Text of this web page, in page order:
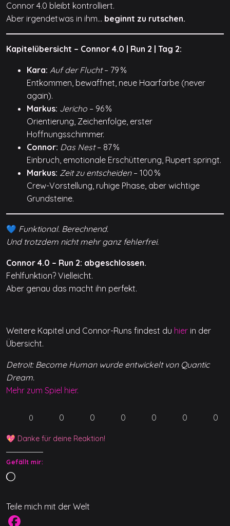
Connor 4.0 bleibt kontrolliert.
Aber irgendetwas in ihm… beginnt zu rutschen.
Kapitelübersicht – Connor 4.0 | Run 2 | Tag 2:
Kara: Auf der Flucht– 79 %
Entkommen, bewaffnet, neue Haarfarbe (never
again).
Markus: Jericho – 96 %
Orientierung, Zeichenfolge, erster
Hoffnungsschimmer.
Connor: Das Nest– 87 %
Einbruch, emotionale Erschütterung, Rupert springt.
Markus: Zeit zu entscheiden– 100 %
Crew-Vorstellung, ruhige Phase, aber wichtige
Grundsteine.
💙 Funktional. Berechnend.
Und trotzdem nicht mehr ganz fehlerfrei.
Connor 4.0 – Run 2: abgeschlossen.
Fehlfunktion? Vielleicht.
Aber genau das macht ihn perfekt.
Weitere Kapitel und Connor-Runs findest du hier in der
Übersicht.
Detroit: Become Human wurde entwickelt von Quantic
Dream.
Mehr zum Spiel hier.
0 0 0 0 0 0 0
💖 Danke für deine Reaktion!
Gefällt mir:
W
r
d
Teile mich mit der Welt